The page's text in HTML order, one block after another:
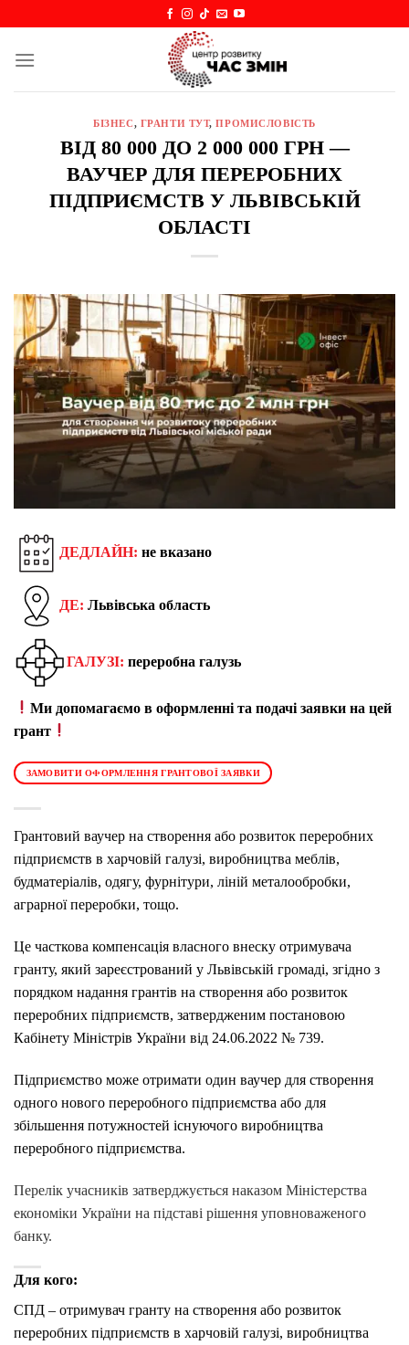
content
БІЗНЕС, ГРАНТИ ТУТ,ПРОМИСЛОВІСТЬ
ВІД 80 000 ДО 2 000 000 ГРН —
ВАУЧЕР ДЛЯ ПЕРЕРОБНИХ
ПІДПРИЄМСТВ У ЛЬВІВСЬКІЙ
ОБЛАСТІ
ДЕДЛАЙН: не вказано
ДЕ: Львівська область
ГАЛУЗІ: переробна галузь
Ми допомагаємо в оформленні та подачі заявки на цей
грант
ЗАМОВИТИ ОФОРМЛЕННЯ ГРАНТОВОЇ ЗАЯВКИ
Грантовий ваучер на створення або розвиток переробних
підприємств в харчовій галузі, виробництва меблів,
будматеріалів, одягу, фурнітури, ліній металообробки,
аграрної переробки, тощо.
Це часткова компенсація власного внеску отримувача
гранту, який зареєстрований у Львівській громаді, згідно з
порядком надання грантів на створення або розвиток
переробних підприємств, затвердженим постановою
Кабінету Міністрів України від 24.06.2022 № 739.
Підприємство може отримати один ваучер для створення
одного нового переробного підприємства або для
збільшення потужностей існуючого виробництва
переробного підприємства.
Перелік учасників затверджується наказом Міністерства
економіки України на підставі рішення уповноваженого
банку.
Для кого:
СПД – отримувач гранту на створення або розвиток
переробних підприємств в харчовій галузі, виробництва